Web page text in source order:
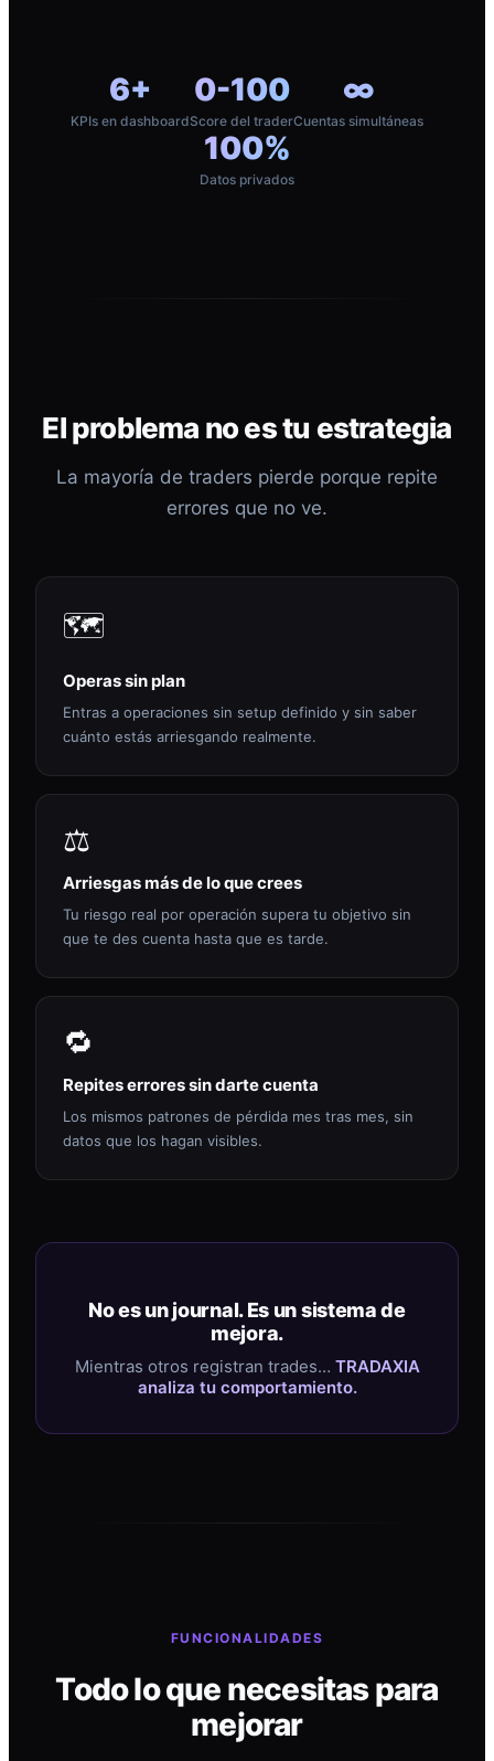
6+
KPIs en dashboard
0-100
Score del trader
∞
Cuentas simultáneas
100%
Datos privados
El problema no es tu estrategia
La mayoría de traders pierde porque repite
errores que no ve.
🗺️
Operas sin plan
Entras a operaciones sin setup definido y sin saber
cuánto estás arriesgando realmente.
⚖️
Arriesgas más de lo que crees
Tu riesgo real por operación supera tu objetivo sin
que te des cuenta hasta que es tarde.
🔁
Repites errores sin darte cuenta
Los mismos patrones de pérdida mes tras mes, sin
datos que los hagan visibles.
No es un journal. Es un sistema de
mejora.
Mientras otros registran trades… TRADAXIA
analiza tu comportamiento.
FUNCIONALIDADES
Todo lo que necesitas para
mejorar